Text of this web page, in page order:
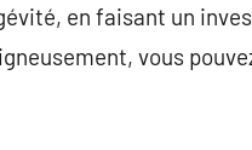
en faisant un
vous